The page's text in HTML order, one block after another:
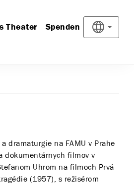
Theater Spenden
dramaturgie na FAMU v Prahe
dokumentárnych filmov v
Uhrom na filmoch Prvá
(1957), s režisérom